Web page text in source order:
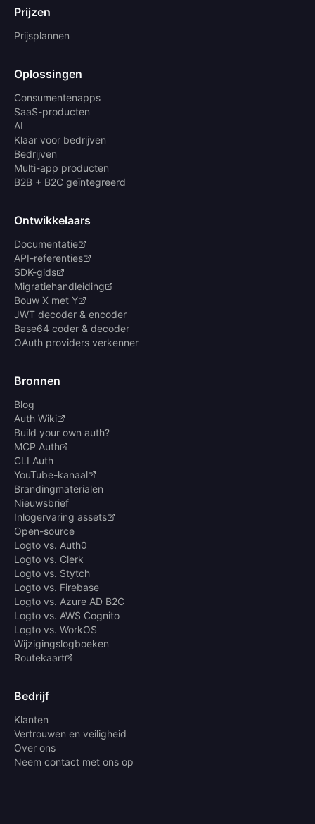
Prijzen
Prijsplannen
Oplossingen
Consumentenapps
SaaS-producten
AI
Klaar voor bedrijven
Bedrijven
Multi-app producten
B2B + B2C geïntegreerd
Ontwikkelaars
Documentatie
API-referenties
SDK-gids
Migratiehandleiding
Bouw X met Y
JWT decoder & encoder
Base64 coder & decoder
OAuth providers verkenner
Bronnen
Blog
Auth Wiki
Build your own auth?
MCP Auth
CLI Auth
YouTube-kanaal
Brandingmaterialen
Nieuwsbrief
Inlogervaring assets
Open-source
Logto vs. Auth0
Logto vs. Clerk
Logto vs. Stytch
Logto vs. Firebase
Logto vs. Azure AD B2C
Logto vs. AWS Cognito
Logto vs. WorkOS
Wijzigingslogboeken
Routekaart
Bedrijf
Klanten
Vertrouwen en veiligheid
Over ons
Neem contact met ons op